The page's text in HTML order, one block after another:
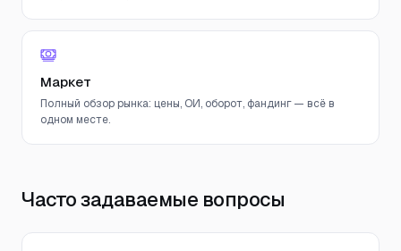
Маркет
Полный обзор рынка: цены, ОИ, оборот, фандинг — всё в
одном месте.
Часто задаваемые вопросы